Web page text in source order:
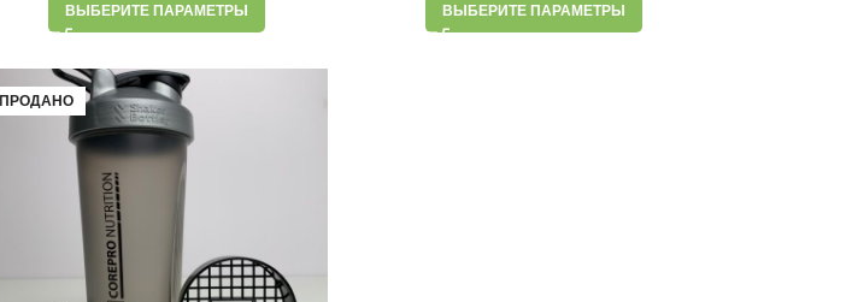
ВЫБЕРИТЕ ПАРАМЕТРЫ ВЫБЕРИТЕ ПАРАМЕТРЫ
ПРОДАНО